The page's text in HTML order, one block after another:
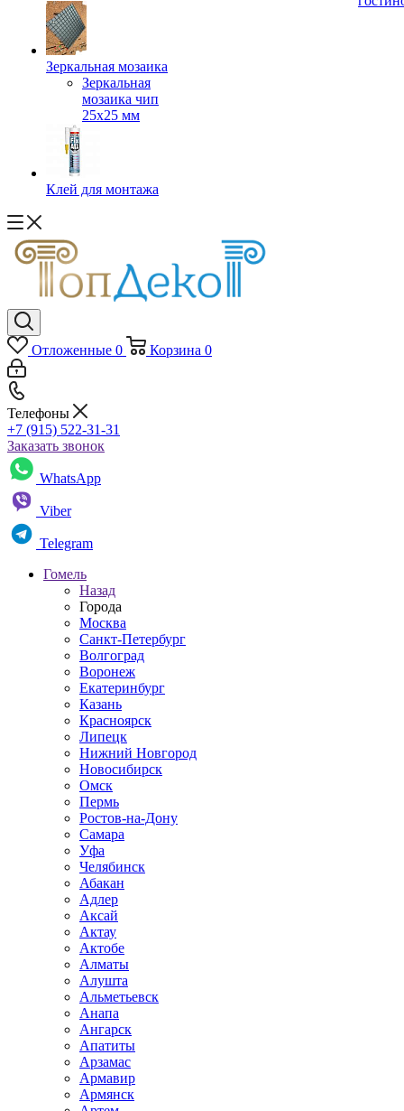
Зеркальная мозаика
Зеркальная
мозаика чип
25х25 мм
Клей для монтажа
Отложенные 0 Корзина 0
Телефоны
+7 (915) 522-31-31
Заказать звонок
WhatsApp
Viber
Telegram
Гомель
Назад
Города
Москва
Санкт-Петербург
Волгоград
Воронеж
Екатеринбург
Казань
Красноярск
Липецк
Нижний Новгород
Новосибирск
Омск
Пермь
Ростов-на-Дону
Самара
Уфа
Челябинск
Абакан
Адлер
Аксай
Актау
Актобе
Алматы
Алушта
Альметьевск
Анапа
Ангарск
Апатиты
Арзамас
Армавир
Армянск